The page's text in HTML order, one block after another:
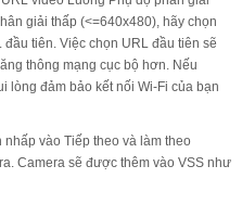
giải thấp (<=640x480), hãy chọn
tiên. Việc chọn URL đầu tiên sẽ
thông mạng cục bộ hơn. Nếu
lòng đảm bảo kết nối Wi-Fi của bạn
vào Tiếp theo và làm theo
Camera sẽ được thêm vào VSS như